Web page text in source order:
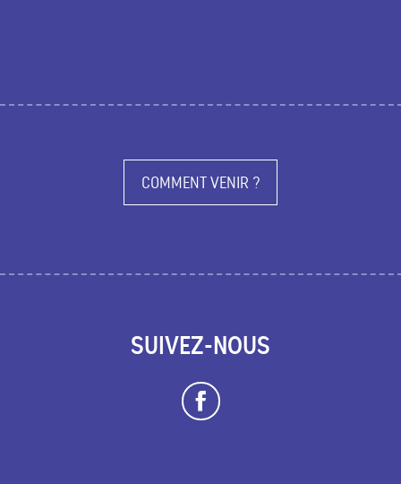
COMMENT VENIR ?
SUIVEZ-NOUS